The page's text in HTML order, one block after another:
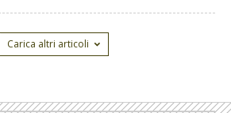
Carica altri articoli